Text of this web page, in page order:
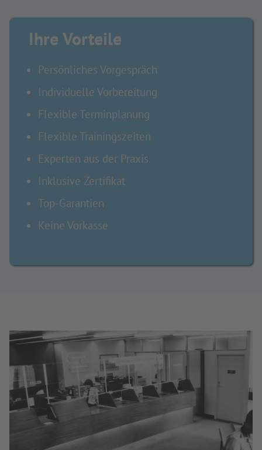
Ihre Vorteile
Persönliches Vorgespräch
Individuelle Vorbereitung
Flexible Terminplanung
Flexible Trainingszeiten
Experten aus der Praxis
Inklusive Zertifikat
Top-Garantien
Keine Vorkasse